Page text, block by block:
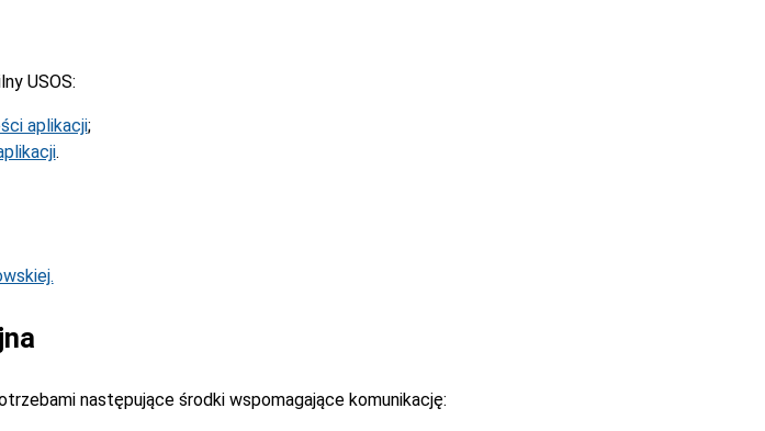
USOS:
aplikacji;
.
następujące środki wspomagające komunikację: